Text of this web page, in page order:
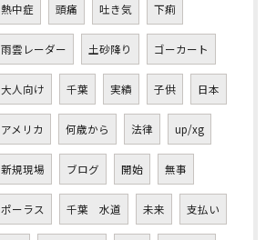
熱中症 頭痛 吐き気 下痢
雨雲レーダー 土砂降り ゴーカート
大人向け 千葉 実績 子供 日本
アメリカ 何歳から 法律 up/xg
新規現場 ブログ 開始 無事
ポーラス 千葉 水道 未来 支払い